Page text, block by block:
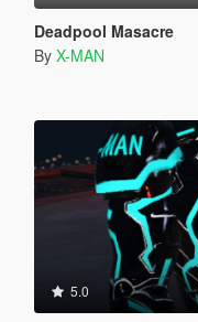
Deadpool Masacre
By X-MAN
5.0